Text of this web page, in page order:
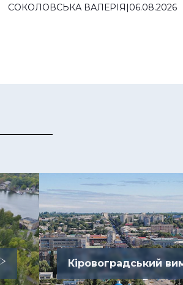
СОКОЛОВСЬКА ВАЛЕРІЯ|06.08.2026
Кіровоградський